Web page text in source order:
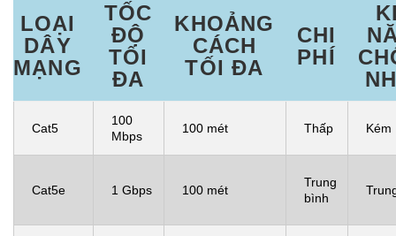
LOẠI
DÂY
MẠNG
TỐC
ĐỘ
TỐI
ĐA
KHOẢNG
CÁCH
TỐI ĐA
CHI
PHÍ
Cat5
100
Mbps
100 mét Thấp Kém
Cat5e 1 Gbps 100 mét
Trung
bình